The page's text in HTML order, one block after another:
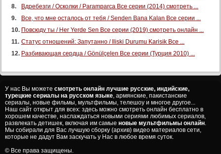
Вдребезги / Осколки / Paramparca Все серии (2014) смотреть ...
Все, что мне осталось от тебя / Senden Bana Kalan Все серии ...
Повсюду ты / Her Yerde Sen Все серии (2019) смотреть онлайн ...
Статус отношений: Запутанно / Iliski Durumu Karisik Все ...
Разбивающая сердца / Gönülçelen Все серии (Турция 2010) ...
У нас Вы можете смотреть онлайн лучшие русские, индийские,
турецкие сериалы на русском языке, армянские, пакистанские
сериалы, новые фильмы, мультфильмы, телешоу и многое другое...
Наш сайт открыт для всех: здесь можно смотреть онлайн бесплатно в
хорошем качестве, наслаждаться новыми сериями любимых сериалов,
развлекать детишек, включая им самые новые мультфильмы онлайн.
Мы собирали для Вас лучшую сборку (архив) видео материалов сети,
которые не дадут Вам заскучать у Нас в любое время суток.
© Все права защищены.